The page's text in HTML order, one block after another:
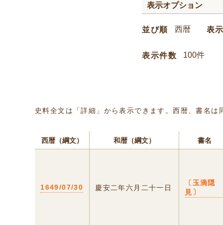
表示オプション
並び順 表
表示件数
史料全文は「詳細」から表示できます。西暦、書名
西暦（綱文） 和暦（綱文） 書名
1649/07/30 慶安二年六月二十一日
〔玉滴隠
見〕